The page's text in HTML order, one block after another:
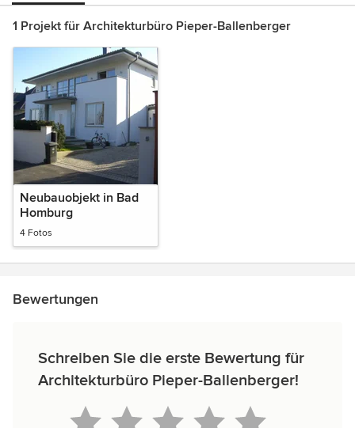
1 Projekt für Architekturbüro Pieper-Ballenberger
Neubauobjekt in Bad
Homburg
4 Fotos
Bewertungen
Schreiben Sie die erste Bewertung für
Architekturbüro Pieper-Ballenberger!